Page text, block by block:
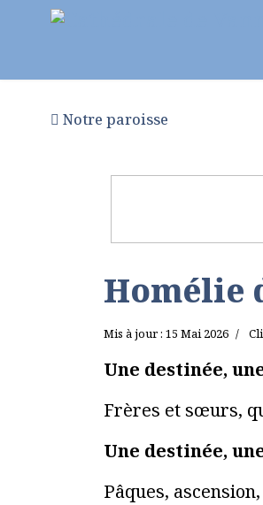
Notre paroisse
Homélie
Mis à jour : 15 Mai 2026
Une destinée,
Frères et sœurs,
Une destinée,
Pâques,